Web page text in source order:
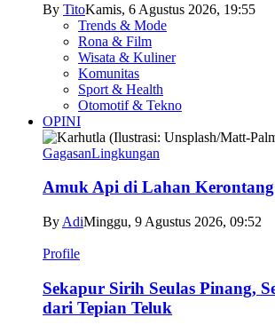
By TitoKamis, 6 Agustus 2026, 19:55
Trends & Mode
Rona & Film
Wisata & Kuliner
Komunitas
Sport & Health
Otomotif & Tekno
OPINI
GagasanLingkungan
Amuk Api di Lahan Kerontang
By AdiMinggu, 9 Agustus 2026, 09:52
Profile
Sekapur Sirih Seulas Pinang,
dari Tepian Teluk